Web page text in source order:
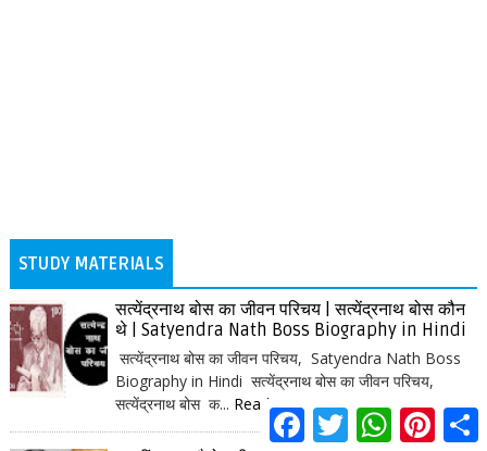
STUDY MATERIALS
सत्येंद्रनाथ बोस का जीवन परिचय | सत्येंद्रनाथ बोस कौन
थे | Satyendra Nath Boss Biography in Hindi
सत्येंद्रनाथ बोस का जीवन परिचय, Satyendra Nath Boss
Biography in Hindi सत्येंद्रनाथ बोस का जीवन परिचय,
सत्येंद्रनाथ बोस क... Readmore
T
W
P